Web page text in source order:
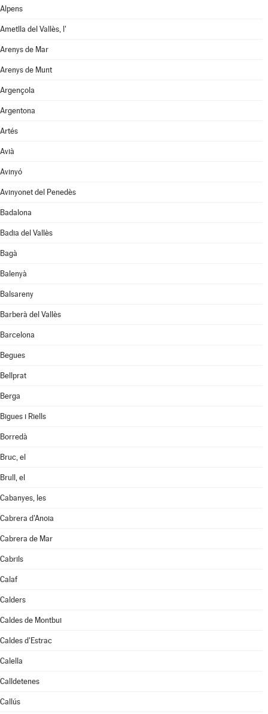
Alpens
Ametlla del Vallès, l'
Arenys de Mar
Arenys de Munt
Argençola
Argentona
Artés
Avià
Avinyó
Avinyonet del Penedès
Badalona
Badia del Vallès
Bagà
Balenyà
Balsareny
Barberà del Vallès
Barcelona
Begues
Bellprat
Berga
Bigues i Riells
Borredà
Bruc, el
Brull, el
Cabanyes, les
Cabrera d'Anoia
Cabrera de Mar
Cabrils
Calaf
Calders
Caldes de Montbui
Caldes d'Estrac
Calella
Calldetenes
Callús